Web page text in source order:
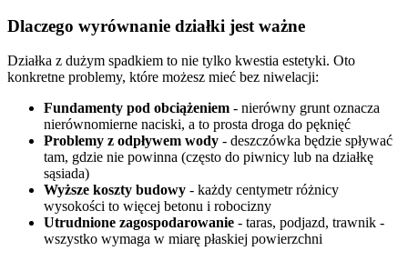
Dlaczego wyrównanie działki jest ważne
Działka z dużym spadkiem to nie tylko kwestia estetyki. Oto
konkretne problemy, które możesz mieć bez niwelacji:
Fundamenty pod obciążeniem - nierówny grunt oznacza
nierównomierne naciski, a to prosta droga do pęknięć
Problemy z odpływem wody - deszczówka będzie spływać
tam, gdzie nie powinna (często do piwnicy lub na działkę
sąsiada)
Wyższe koszty budowy - każdy centymetr różnicy
wysokości to więcej betonu i robocizny
Utrudnione zagospodarowanie - taras, podjazd, trawnik -
wszystko wymaga w miarę płaskiej powierzchni